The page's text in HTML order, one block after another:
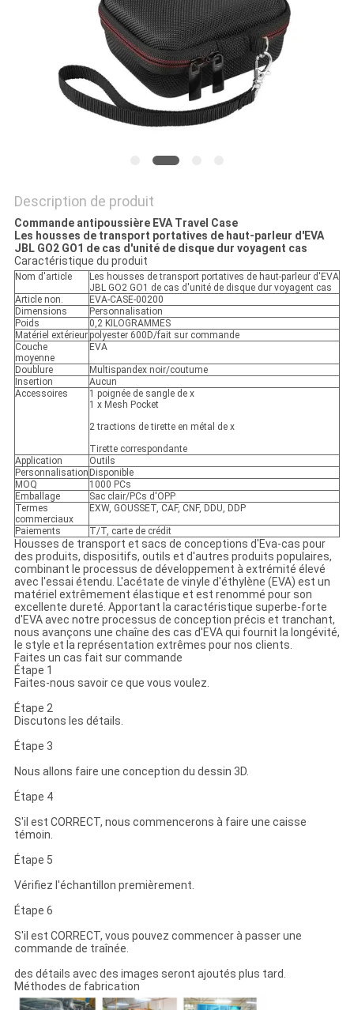
Description de produit
Commande antipoussière EVA Travel Case
Les housses de transport portatives de haut-parleur d'EVA
JBL GO2 GO1 de cas d'unité de disque dur voyagent cas
Caractéristique du produit
Nom d'article
Les housses de transport portatives de haut-parleur d'EVA
JBL GO2 GO1 de cas d'unité de disque dur voyagent cas
Article non.
EVA-CASE-00200
Dimensions
Personnalisation
Poids
0,2 KILOGRAMMES
Matériel extérieur polyester 600D/fait sur commande
Couche
moyenne
EVA
Doublure
Multispandex noir/coutume
Insertion
Aucun
Accessoires
1 poignée de sangle de x
1 x Mesh Pocket
2 tractions de tirette en métal de x
Tirette correspondante
Application
Outils
Personnalisation Disponible
MOQ
1000 PCs
Emballage
Sac clair/PCs d'OPP
Termes
commerciaux
EXW, GOUSSET, CAF, CNF, DDU, DDP
Paiements T/T, carte de crédit
Housses de transport et sacs de conceptions d'Eva-cas pour
des produits, dispositifs, outils et d'autres produits populaires,
combinant le processus de développement à extrémité élevé
avec l'essai étendu. L'acétate de vinyle d'éthylène (EVA) est un
matériel extrêmement élastique et est renommé pour son
excellente dureté. Apportant la caractéristique superbe-forte
d'EVA avec notre processus de conception précis et tranchant,
nous avançons une chaîne des cas d'EVA qui fournit la longévité,
le style et la représentation extrêmes pour nos clients.
Faites un cas fait sur commande
Étape 1
Faites-nous savoir ce que vous voulez.
Étape 2
Discutons les détails.
Étape 3
Nous allons faire une conception du dessin 3D.
Étape 4
S'il est CORRECT, nous commencerons à faire une caisse
témoin.
Étape 5
Vérifiez l'échantillon premièrement.
Étape 6
S'il est CORRECT, vous pouvez commencer à passer une
commande de traînée.
des détails avec des images seront ajoutés plus tard.
Méthodes de fabrication